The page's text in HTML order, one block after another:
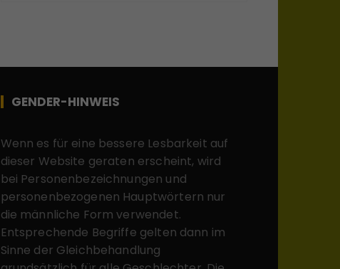
GENDER-HINWEIS
Wenn es für eine bessere Lesbarkeit auf
dieser Website geraten erscheint, wird
bei Personenbezeichnungen und
personenbezogenen Hauptwörtern nur
die männliche Form verwendet.
Entsprechende Begriffe gelten dann im
Sinne der Gleichbehandlung